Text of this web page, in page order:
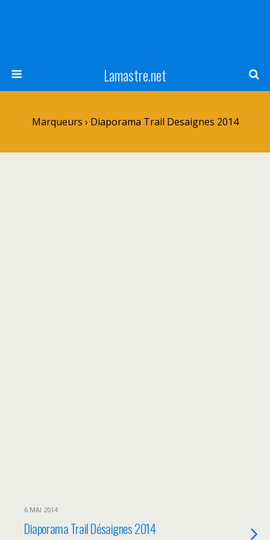
Lamastre.net
Marqueurs › Diaporama Trail Desaignes 2014
6 MAI 2014
Diaporama Trail Désaignes 2014